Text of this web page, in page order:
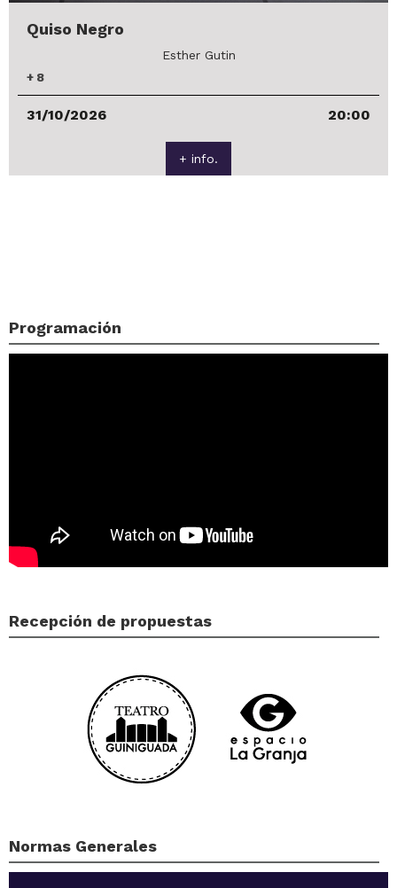
Quiso Negro
Esther Gutin
+ 8
31/10/2026 20:00
+ info.
Programación
Recepción de propuestas
Normas Generales